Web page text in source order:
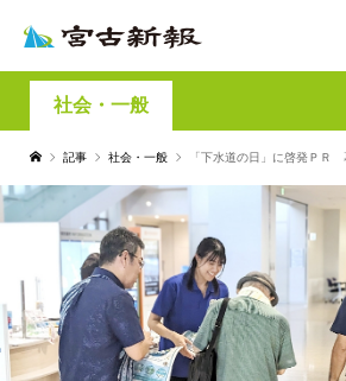
社会・一般
記事 社会・一般 「下水道の日」に啓発ＰＲ